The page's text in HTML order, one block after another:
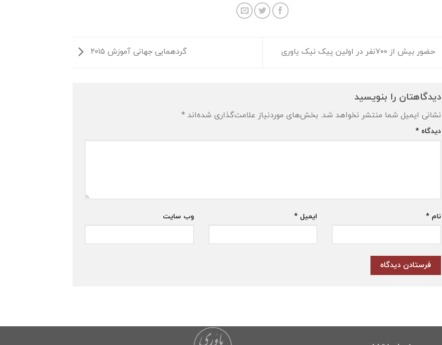
حضور بیش از ۷۰۰نفر در اولین پیک نیک یاوری گردهمایی جهانی آموزش ۲۰۱۵
دیدگاهتان را بنویسید
نشانی ایمیل شما منتشر نخواهد شد. بخش‌های موردنیاز علامت‌گذاری شده‌اند*
دیدگاه*
نام* ایمیل * وب‌ سایت